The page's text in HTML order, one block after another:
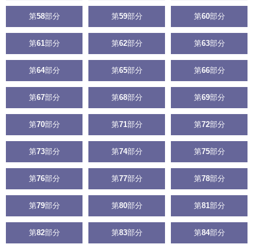
第58部分 第59部分 第60部分
第61部分 第62部分 第63部分
第64部分 第65部分 第66部分
第67部分 第68部分 第69部分
第70部分 第71部分 第72部分
第73部分 第74部分 第75部分
第76部分 第77部分 第78部分
第79部分 第80部分 第81部分
第82部分 第83部分 第84部分